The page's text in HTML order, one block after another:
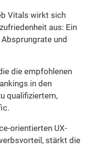
Vitals wirkt sich
aus: Ein
und
die empfohlenen
in den
qualifiziertem,
orientierten UX-
stärkt die